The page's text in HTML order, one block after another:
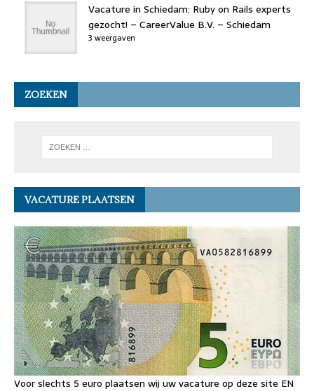
Vacature in Schiedam: Ruby on Rails experts
gezocht! – CareerValue B.V. – Schiedam
3 weergaven
ZOEKEN
VACATURE PLAATSEN
Voor slechts 5 euro plaatsen wij uw vacature op deze site EN